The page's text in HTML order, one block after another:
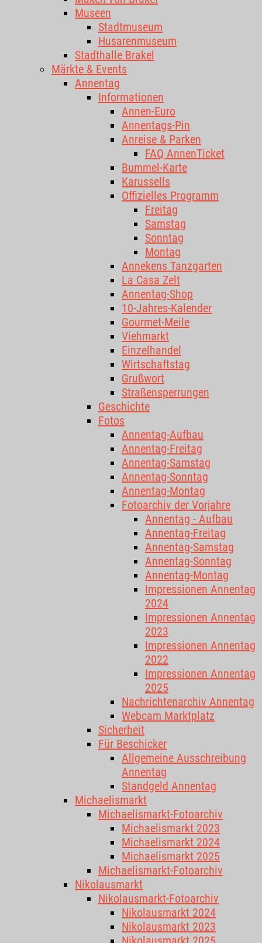
Museen
Stadtmuseum
Husarenmuseum
Stadthalle Brakel
Märkte & Events
Annentag
Informationen
Annen-Euro
Annentags-Pin
Anreise & Parken
FAQ AnnenTicket
Bummel-Karte
Karussells
Offizielles Programm
Freitag
Samstag
Sonntag
Montag
Annekens Tanzgarten
La Casa Zelt
Annentag-Shop
10-Jahres-Kalender
Gourmet-Meile
Viehmarkt
Einzelhandel
Wirtschaftstag
Grußwort
Straßensperrungen
Geschichte
Fotos
Annentag-Aufbau
Annentag-Freitag
Annentag-Samstag
Annentag-Sonntag
Annentag-Montag
Fotoarchiv der Vorjahre
Annentag - Aufbau
Annentag-Freitag
Annentag-Samstag
Annentag-Sonntag
Annentag-Montag
Impressionen Annentag
2024
Impressionen Annentag
2023
Impressionen Annentag
2022
Impressionen Annentag
2025
Nachrichtenarchiv Annentag
Webcam Marktplatz
Sicherheit
Für Beschicker
Allgemeine Ausschreibung
Annentag
Standgeld Annentag
Michaelismarkt
Michaelismarkt-Fotoarchiv
Michaelismarkt 2023
Michaelismarkt 2024
Michaelismarkt 2025
Michaelismarkt-Fotoarchiv
Nikolausmarkt
Nikolausmarkt-Fotoarchiv
Nikolausmarkt 2024
Nikolausmarkt 2023